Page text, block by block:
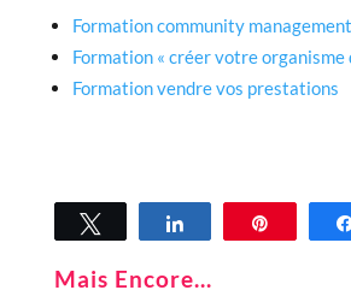
Formation community management
Formation « créer votre organisme
Formation vendre vos prestations
Tweetez Partagez
Épingle
Mais Encore...